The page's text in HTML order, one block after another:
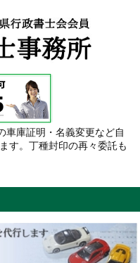
車庫証明・名義変更など自
す。丁種封印の再々委託も